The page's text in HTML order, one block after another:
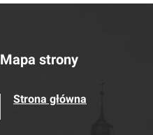
Mapa strony
Strona główna